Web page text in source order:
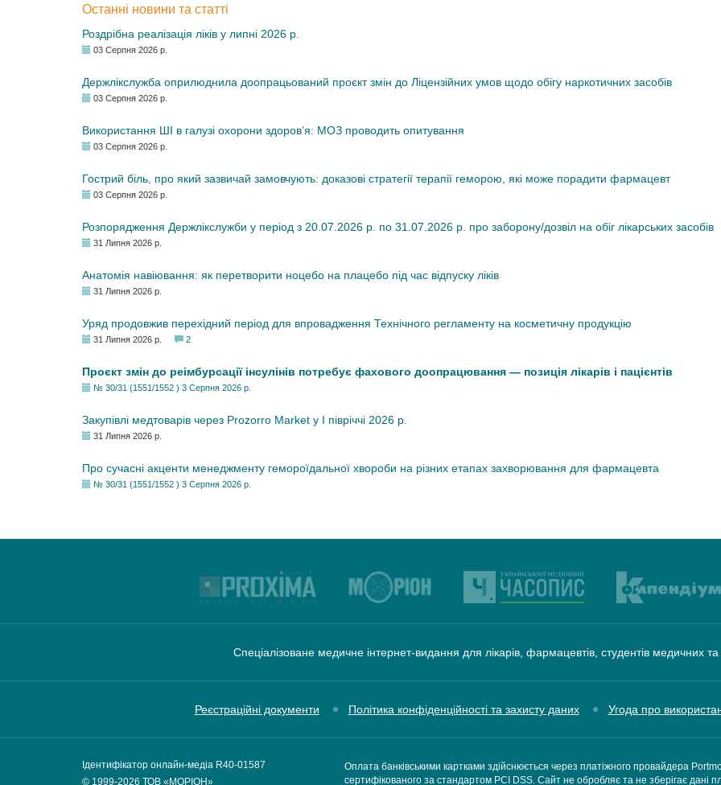
Останні новини та статті
Роздрібна реалізація ліків у липні 2026 р.
03 Серпня 2026 р.
Держлікслужба оприлюднила доопрацьований проєкт змін до Ліцензійних умов щодо обігу наркотичних засобів
03 Серпня 2026 р.
Використання ШІ в галузі охорони здоров’я: МОЗ проводить опитування
03 Серпня 2026 р.
Гострий біль, про який зазвичай замовчують: доказові стратегії терапії геморою, які може порадити фармацевт
03 Серпня 2026 р.
Розпорядження Держлікслужби у період з 20.07.2026 р. по 31.07.2026 р. про заборону/дозвіл на обіг лікарських засобів
31 Липня 2026 р.
Анатомія навіювання: як перетворити ноцебо на плацебо під час відпуску ліків
31 Липня 2026 р.
Уряд продовжив перехідний період для впровадження Технічного регламенту на косметичну продукцію
31 Липня 2026 р. 2
Проєкт змін до реімбурсації інсулінів потребує фахового доопрацювання — позиція лікарів і пацієнтів
№ 30/31 (1551/1552 ) 3 Серпня 2026 р.
Закупівлі медтоварів через Prozorro Market у I півріччі 2026 р.
31 Липня 2026 р.
Про сучасні акценти менеджменту гемороїдальної хвороби на різних етапах захворювання для фармацевта
№ 30/31 (1551/1552 ) 3 Серпня 2026 р.
Спеціалізоване медичне інтернет-видання для лікарів, фармацевтів, студентів медичних
Реєстраційні документи Політика конфіденційності та захисту даних Угода про
Ідентифікатор онлайн-медіа R40-01587
© 1999-2026 ТОВ «МОРІОН»
Оплата банківськими картками здійснюється через платіжного провайдера
сертифікованого за стандартом PCI DSS. Сайт не обробляє та не зберігає дані